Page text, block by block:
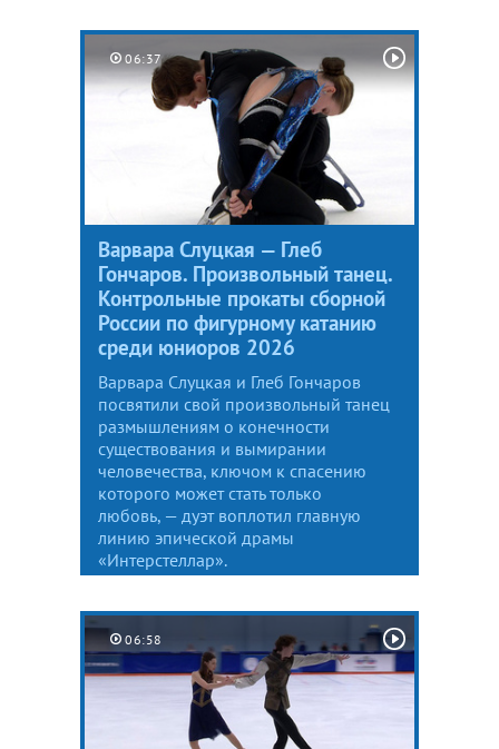
06:37
Варвара Слуцкая — Глеб
Гончаров. Произвольный танец.
Контрольные прокаты сборной
России по фигурному катанию
среди юниоров 2026
Варвара Слуцкая и Глеб Гончаров
посвятили свой произвольный танец
размышлениям о конечности
существования и вымирании
человечества, ключом к спасению
которого может стать только
любовь, — дуэт воплотил главную
линию эпической драмы
«Интерстеллар».
06:58